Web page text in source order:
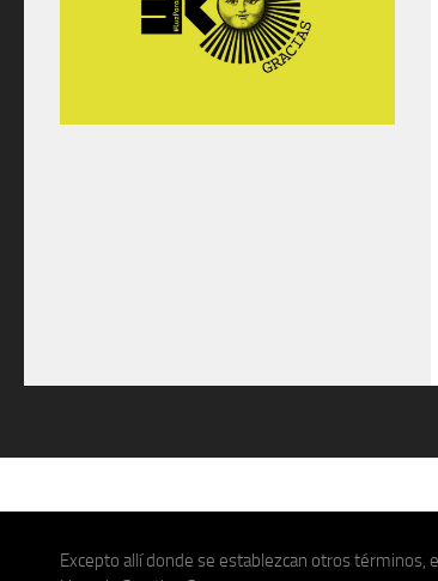
Excepto allí donde se establezcan otros términos,